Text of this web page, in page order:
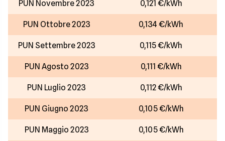
PUN Novembre 2023 0,121 €/kWh
PUN Ottobre 2023 0,134 €/kWh
PUN Settembre 2023 0,115 €/kWh
PUN Agosto 2023 0,111 €/kWh
PUN Luglio 2023 0,112 €/kWh
PUN Giugno 2023 0,105 €/kWh
PUN Maggio 2023 0,105 €/kWh